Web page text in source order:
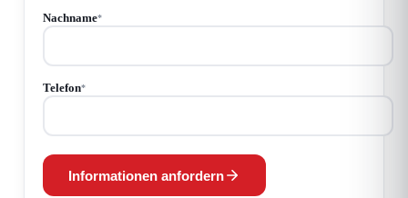
Nachname*
Telefon*
Informationen anfordern